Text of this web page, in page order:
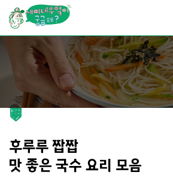
요리가건강해지는부엌
요리가쉬워지는부엌
후루루 짭짭
맛 좋은 국수 요리 모음